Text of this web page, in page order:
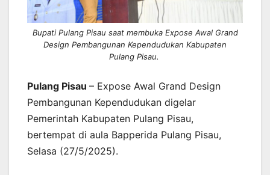
Bupati Pulang Pisau saat membuka Expose Awal Grand
Design Pembangunan Kependudukan Kabupaten
Pulang Pisau.
Pulang Pisau – Expose Awal Grand Design
Pembangunan Kependudukan digelar
Pemerintah Kabupaten Pulang Pisau,
bertempat di aula Bapperida Pulang Pisau,
Selasa (27/5/2025).